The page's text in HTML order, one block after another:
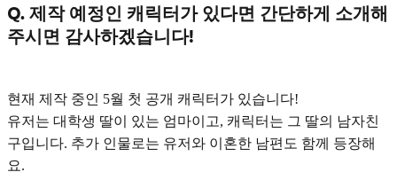
Q. 제작 예정인 캐릭터가 있다면 간단하게 소개해
주시면 감사하겠습니다!
현재 제작 중인 5월 첫 공개 캐릭터 가 있습니다!
유저는 대학생 딸이 있는 엄마이고, 캐릭터는 그 딸의 남자친
구입니다. 추가 인물로는 유저와 이혼한 남편도 함께 등장해
요.